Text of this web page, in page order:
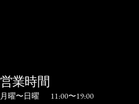
営業時間
月曜〜日曜
​11:00〜19:00